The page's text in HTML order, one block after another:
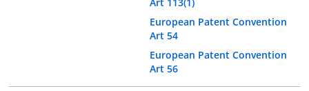
European Patent Convention
Art 54
European Patent Convention
Art 56